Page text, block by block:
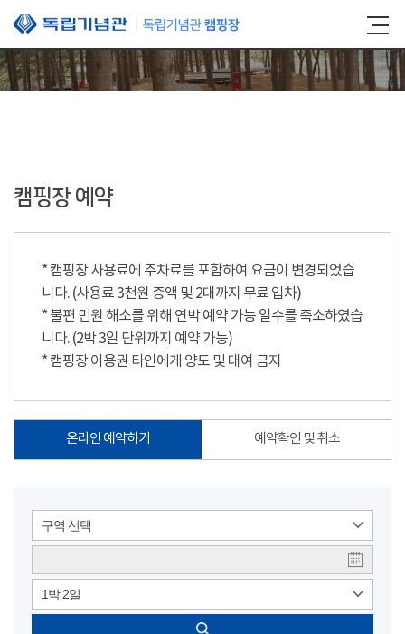
본문 바로가기
캠핑장 예약
* 캠핑장 사용료에 주차료를 포함하여 요금이 변경되었습
니다. (사용료 3천원 증액 및 2대까지 무료 입차)
* 불편 민원 해소를 위해 연박 예약 가능 일수를 축소하였습
니다. (2박 3일 단위까지 예약 가능)
* 캠핑장 이용권 타인에게 양도 및 대여 금지
온라인 예약하기 예약확인 및 취소
구역 선택
1박 2일